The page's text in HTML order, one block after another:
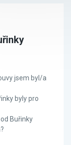
jsem byl/a
byly pro
Buřinky